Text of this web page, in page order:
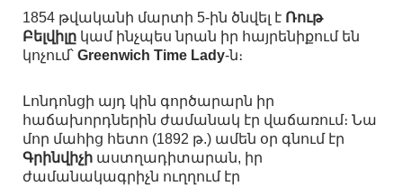
1854 թվականի մարտի 5-ին ծնվել է Ռութ
Բելվիլը կամ ինչպես նրան իր հայրենիքում են
կոչում՝ Greenwich Time Lady-ն։
Լոնդոնցի այդ կին գործարարն իր
հաճախորդներին ժամանակ էր վաճառում։ Նա
մոր մահից հետո (1892 թ.) ամեն օր գնում էր
Գրինվիչի աստղադիտարան, իր
ժամանակագրիչն ուղղում էր